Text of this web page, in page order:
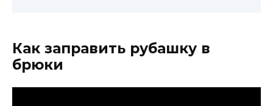
Как заправить рубашку в
брюки